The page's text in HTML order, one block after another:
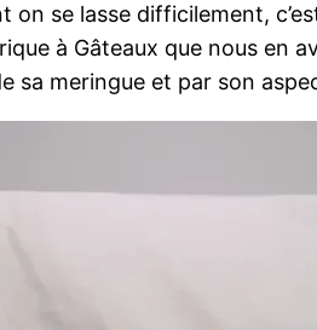
on se lasse difficilement,
à Gâteaux que nous en
sa meringue et par son